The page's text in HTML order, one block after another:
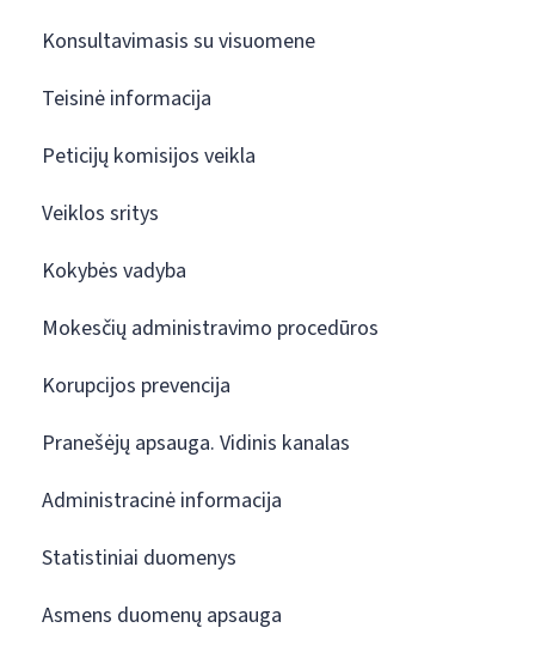
Konsultavimasis su visuomene
Teisinė informacija
Peticijų komisijos veikla
Veiklos sritys
Kokybės vadyba
Mokesčių administravimo procedūros
Korupcijos prevencija
Pranešėjų apsauga. Vidinis kanalas
Administracinė informacija
Statistiniai duomenys
Asmens duomenų apsauga